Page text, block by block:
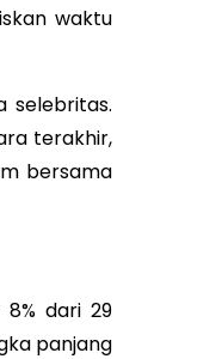
waktu
selebritas.
terakhir,
bersama
dari 29
panjang